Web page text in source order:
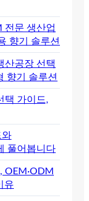
전문 생산업
향기 솔루션
산공장 선택
향기 솔루션
택 가이드,
와
풀어봅니다
OEM·ODM
유